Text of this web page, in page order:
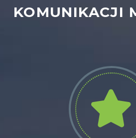
KOMUNIKACJI